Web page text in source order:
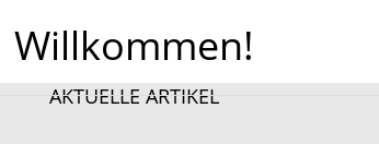
Willkommen!
AKTUELLE ARTIKEL